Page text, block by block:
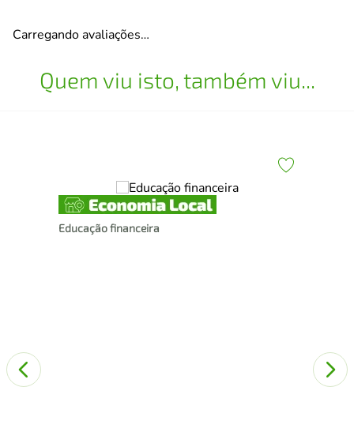
Carregando avaliações…
Quem viu isto, também viu...
Educação financeira